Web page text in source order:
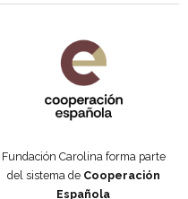
Fundación Carolina forma parte
del sistema de Cooperación
Española